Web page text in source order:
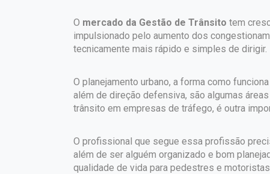
O mercado da Gestão de Trânsito tem
impulsionado pelo aumento dos
tecnicamente mais rápido e simples de dirigir.
O planejamento urbano, a forma como
além de direção defensiva, são algumas
trânsito em empresas de tráfego, é outra
O profissional que segue essa profissão
além de ser alguém organizado e bom
qualidade de vida para pedestres e